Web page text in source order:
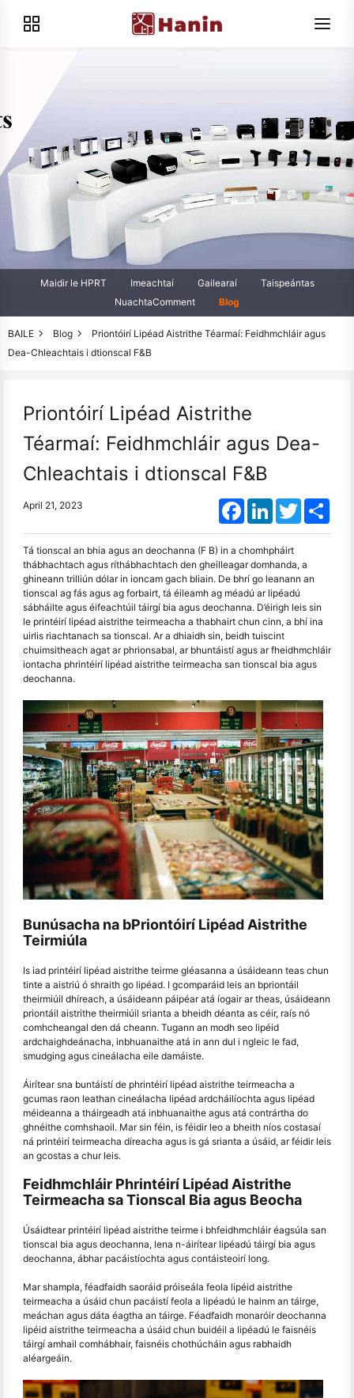
Maidir le HPRT Imeachtaí Gailearaí
Taispeántas
NuachtaComment
Blog
BAILE Blog
Priontóirí Lipéad Aistrithe Téarmaí: Feidhmchláir agus
Dea-Chleachtais i dtionscal F&B
Priontóirí Lipéad Aistrithe
Téarmaí: Feidhmchláir agus Dea-
Chleachtais i dtionscal F&B
April 21, 2023 FacebookLinkedInTwitter
Tá tionscal an bhia agus an deochanna (F B) in a chomhpháirt
thábhachtach agus ríthábhachtach den gheilleagar domhanda, a
ghineann trilliún dólar in ioncam gach bliain. De bhrí go leanann an
tionscal ag fás agus ag forbairt, tá éileamh ag méadú ar lipéadú
sábháilte agus éifeachtúil táirgí bia agus deochanna. D’éirigh leis sin
le printéirí lipéad aistrithe teirmeacha a thabhairt chun cinn, a bhí ina
uirlis riachtanach sa tionscal. Ar a dhiaidh sin, beidh tuiscint
chuimsitheach agat ar phrionsabal, ar bhuntáistí agus ar fheidhmchláir
iontacha phrintéirí lipéad aistrithe teirmeacha san tionscal bia agus
deochanna.
Bunúsacha na bPriontóirí Lipéad Aistrithe
Teirmiúla
Is iad printéirí lipéad aistrithe teirme gléasanna a úsáideann teas chun
tinte a aistriú ó shraith go lipéad. I gcomparáid leis an bpriontáil
theirmiúil dhíreach, a úsáideann páipéar atá íogair ar theas, úsáideann
priontáil aistrithe theirmiúil srianta a bheidh déanta as céir, raís nó
comhcheangal den dá cheann. Tugann an modh seo lipéid
ardchaighdeánacha, inbhuanaithe atá in ann dul i ngleic le fad,
smudging agus cineálacha eile damáiste.
Áirítear sna buntáistí de phrintéirí lipéad aistrithe teirmeacha a
gcumas raon leathan cineálacha lipéad ardcháilíochta agus lipéad
méideanna a tháirgeadh atá inbhuanaithe agus atá contrártha do
ghnéithe comhshaoil. Mar sin féin, is féidir leo a bheith níos costasaí
ná printéirí teirmeacha díreacha agus is gá srianta a úsáid, ar féidir leis
an gcostas a chur leis.
Feidhmchláir Phrintéirí Lipéad Aistrithe
Teirmeacha sa Tionscal Bia agus Beocha
Úsáidtear printéirí lipéad aistrithe teirme i bhfeidhmchláir éagsúla san
tionscal bia agus deochanna, lena n-áirítear lipéadú táirgí bia agus
deochanna, ábhar pacáistíochta agus contáisteoirí long.
Mar shampla, féadfaidh saoráid próiseála feola lipéid aistrithe
teirmeacha a úsáid chun pacáistí feola a lipéadú le hainm an táirge,
meáchan agus dáta éagtha an táirge. Féadfaidh monaróir deochanna
lipéid aistrithe teirmeacha a úsáid chun buidéil a lipéadú le faisnéis
táirgí amhail comhábhair, faisnéis chothúcháin agus rabhaidh
aléargeáin.